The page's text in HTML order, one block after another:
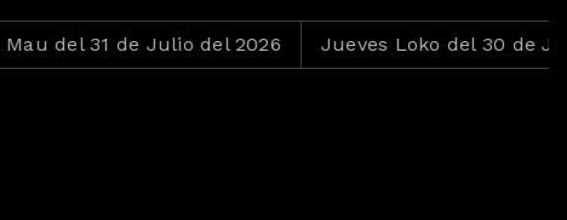
de Julio del 2026 Jueves Loko del 30 de Julio del